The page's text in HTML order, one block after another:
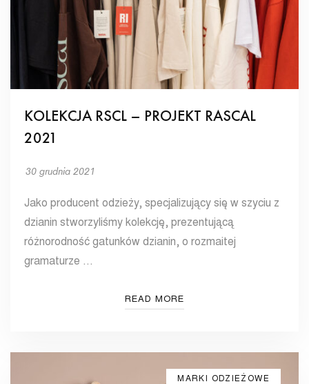
KOLEKCJA RSCL – PROJEKT RASCAL
2021
30 grudnia 2021
Jako producent odzieży, specjalizujący się w szyciu z
dzianin stworzyliśmy kolekcję, prezentującą
różnorodność gatunków dzianin, o rozmaitej
gramaturze …
READ MORE
MARKI ODZIEŻOWE